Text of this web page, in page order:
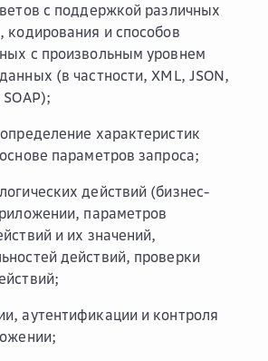
с поддержкой различных
кодирования и способов
с произвольным уровнем
(в частности, XML, JSON,
характеристик
параметров запроса;
действий (бизнес-
параметров
и их значений,
действий, проверки
аутентификации и контроля